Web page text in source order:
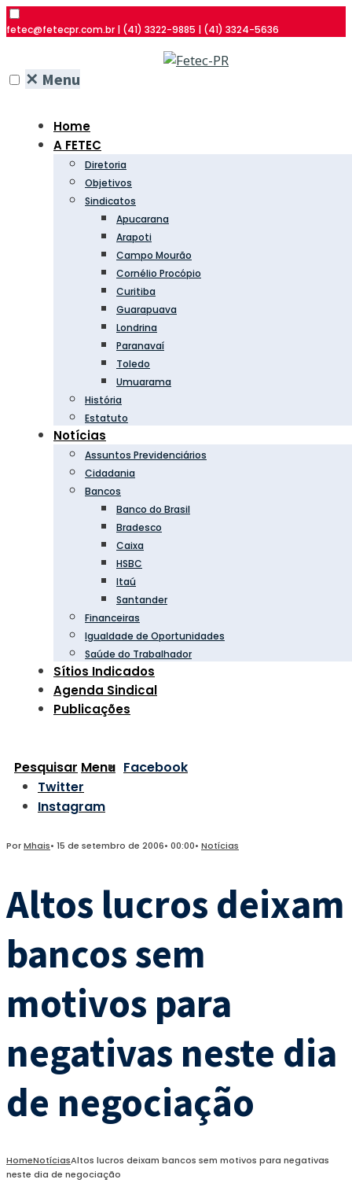
fetec@fetecpr.com.br | (41) 3322-9885 | (41) 3324-5636
✕ Menu
Home
A FETEC
Diretoria
Objetivos
Sindicatos
Apucarana
Arapoti
Campo Mourão
Cornélio Procópio
Curitiba
Guarapuava
Londrina
Paranavaí
Toledo
Umuarama
História
Estatuto
Notícias
Assuntos Previdenciários
Cidadania
Bancos
Banco do Brasil
Bradesco
Caixa
HSBC
Itaú
Santander
Financeiras
Igualdade de Oportunidades
Saúde do Trabalhador
Sítios Indicados
Agenda Sindical
Publicações
Pesquisar Menu Facebook
Twitter
Instagram
PorMhais• 15 de setembro de 2006• 00:00• Notícias
Altos lucros deixam
bancos sem
motivos para
negativas neste dia
de negociação
HomeNotíciasAltos lucros deixam bancos sem motivos para negativas
neste dia de negociação